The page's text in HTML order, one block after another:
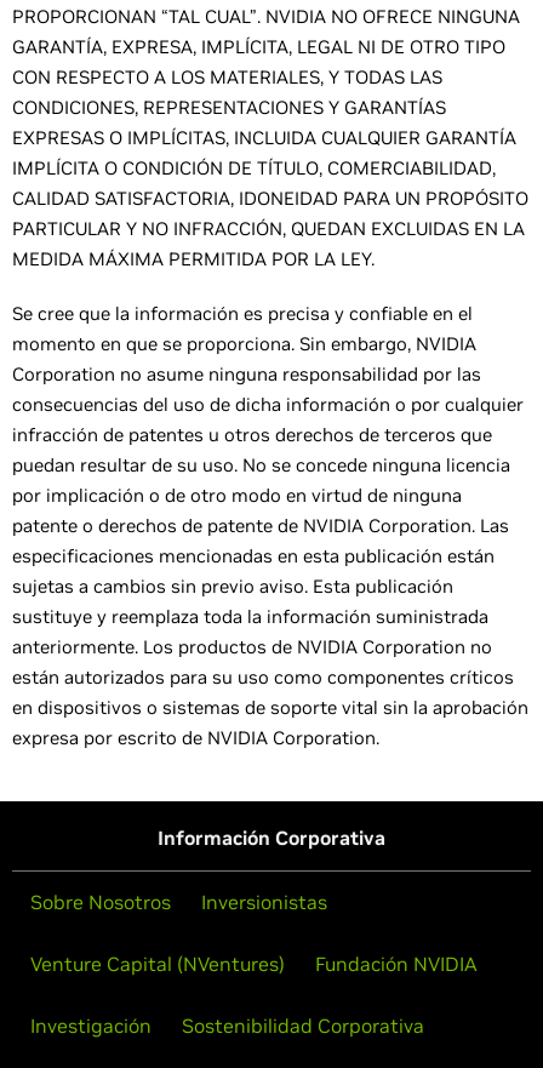
PROPORCIONAN “TAL CUAL”. NVIDIA NO OFRECE NINGUNA
GARANTÍA, EXPRESA, IMPLÍCITA, LEGAL NI DE OTRO TIPO
CON RESPECTO A LOS MATERIALES, Y TODAS LAS
CONDICIONES, REPRESENTACIONES Y GARANTÍAS
EXPRESAS O IMPLÍCITAS, INCLUIDA CUALQUIER GARANTÍA
IMPLÍCITA O CONDICIÓN DE TÍTULO, COMERCIABILIDAD,
CALIDAD SATISFACTORIA, IDONEIDAD PARA UN PROPÓSITO
PARTICULAR Y NO INFRACCIÓN, QUEDAN EXCLUIDAS EN LA
MEDIDA MÁXIMA PERMITIDA POR LA LEY.
Se cree que la información es precisa y confiable en el
momento en que se proporciona. Sin embargo, NVIDIA
Corporation no asume ninguna responsabilidad por las
consecuencias del uso de dicha información o por cualquier
infracción de patentes u otros derechos de terceros que
puedan resultar de su uso. No se concede ninguna licencia
por implicación o de otro modo en virtud de ninguna
patente o derechos de patente de NVIDIA Corporation. Las
especificaciones mencionadas en esta publicación están
sujetas a cambios sin previo aviso. Esta publicación
sustituye y reemplaza toda la información suministrada
anteriormente. Los productos de NVIDIA Corporation no
están autorizados para su uso como componentes críticos
en dispositivos o sistemas de soporte vital sin la aprobación
expresa por escrito de NVIDIA Corporation.
Información Corporativa
Sobre Nosotros Inversionistas
Venture Capital (NVentures) Fundación NVIDIA
Investigación Sostenibilidad Corporativa